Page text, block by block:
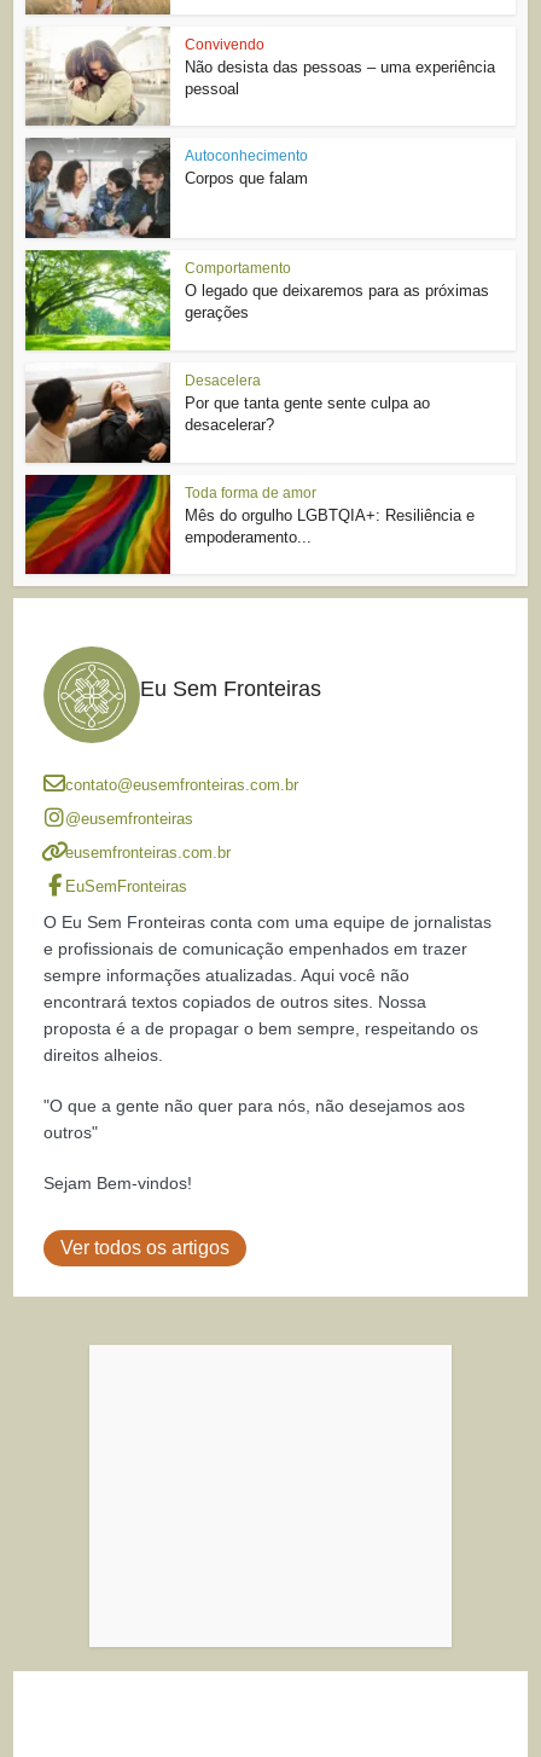
Convivendo
Não desista das pessoas – uma experiência
pessoal
Autoconhecimento
Corpos que falam
Comportamento
O legado que deixaremos para as próximas
gerações
Desacelera
Por que tanta gente sente culpa ao
desacelerar?
Toda forma de amor
Mês do orgulho LGBTQIA+: Resiliência e
empoderamento...
Eu Sem Fronteiras
contato@eusemfronteiras.com.br
@eusemfronteiras
eusemfronteiras.com.br
EuSemFronteiras
O Eu Sem Fronteiras conta com uma equipe de jornalistas
e profissionais de comunicação empenhados em trazer
sempre informações atualizadas. Aqui você não
encontrará textos copiados de outros sites. Nossa
proposta é a de propagar o bem sempre, respeitando os
direitos alheios.
"O que a gente não quer para nós, não desejamos aos
outros"
Sejam Bem-vindos!
Ver todos os artigos